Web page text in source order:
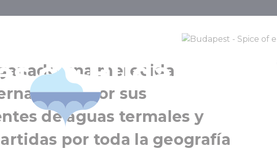
de los
de Budapest
una merecida
por sus
de aguas termales y
por toda la geografía